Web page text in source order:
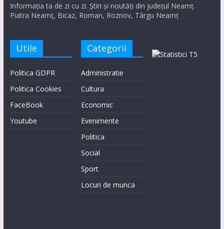
Informația ta de zi cu zi. Știri și noutăți din județul Neamț.
Piatra Neamț, Bicaz, Roman, Roznov, Târgu Neamț
Utile
Politica GDPR
Politica Cookies
FaceBook
Youtube
Categorii
Administratie
Cultura
Economic
Evenimente
Politica
Social
Sport
Locuri de munca